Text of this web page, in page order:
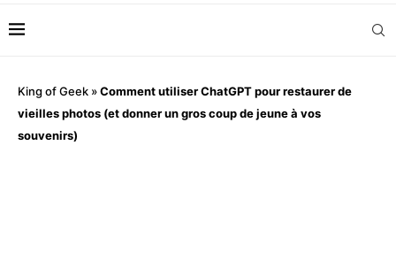
King of Geek »Comment utiliser ChatGPT pour restaurer de
vieilles photos (et donner un gros coup de jeune à vos
souvenirs)